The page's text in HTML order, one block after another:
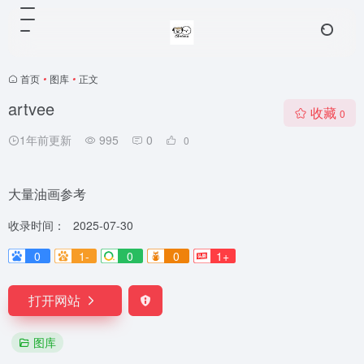
首页 • 图库 • 正文
artvee
1年前更新 995 0 0
收藏 0
大量油画参考
收录时间：
2025-07-30
0
1- 0 0 1+
打开网站
图库